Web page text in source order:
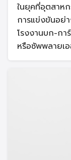
ในยุคที่อุตสาห
การแข่งขันอย่า
โรงงานบก-กา
หรือซัพพลายเ